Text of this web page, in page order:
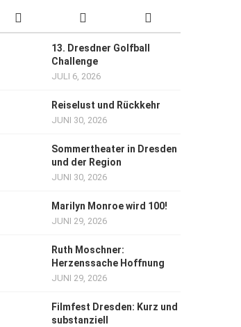
13. Dresdner Golfball
Challenge
JULI 6, 2026
Reiselust und Rückkehr
JUNI 30, 2026
Sommertheater in Dresden
und der Region
JUNI 30, 2026
Marilyn Monroe wird 100!
JUNI 29, 2026
Ruth Moschner:
Herzenssache Hoffnung
JUNI 29, 2026
Filmfest Dresden: Kurz und
substanziell